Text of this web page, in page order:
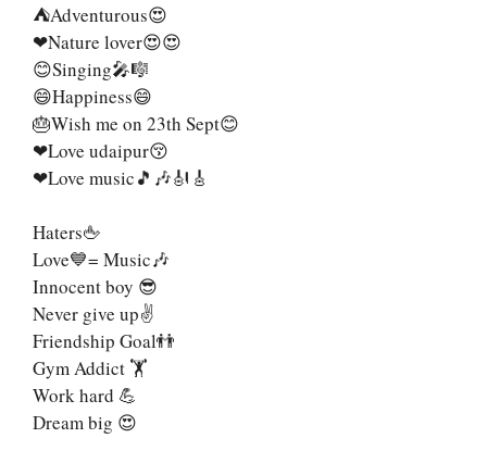
⛺Adventurous😍
❤Nature lover😍😍
😊Singing🎤🎼
😄Happiness😄
🎂Wish me on 23th Sept😊
❤Love udaipur😚
❤Love music🎵🎶🎻🎸
Haters🖕
Love💙= Music🎶
Innocent boy 😎
Never give up✌️
Friendship Goal👬
Gym Addict 🏋️
Work hard 💪
Dream big 😍